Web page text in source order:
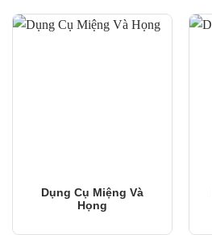
Dụng Cụ Miệng Và
Họng